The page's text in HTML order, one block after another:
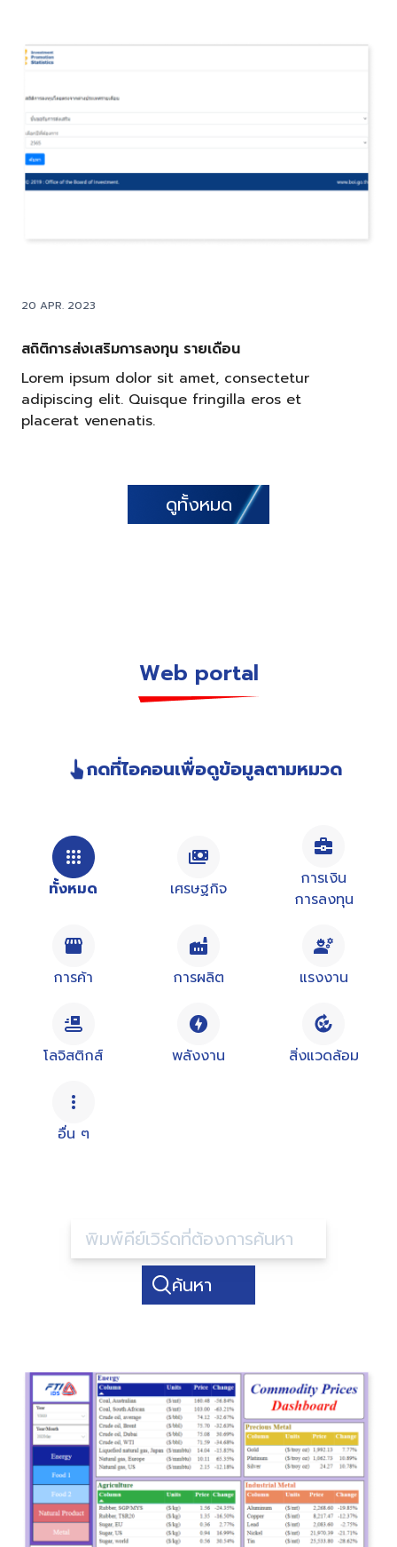
20 APR. 2023
สถิติการส่งเสริมการลงทุน รายเดือน
Lorem ipsum dolor sit amet, consectetur
adipiscing elit. Quisque fringilla eros et
placerat venenatis.
ดูทั้งหมด
Web portal
กดที่ไอคอนเพื่อดูข้อมูลตามหมวด
ทั้งหมด เศรษฐกิจ
การเงิน
การลงทุน
การค้า การผลิต แรงงาน
โลจิสติกส์ พลังงาน สิ่งแวดล้อม
อื่น ๆ
ค้นหา